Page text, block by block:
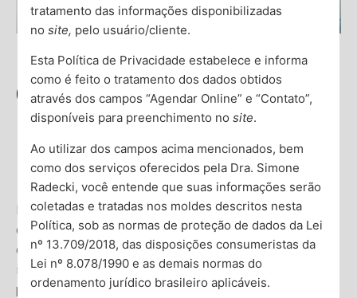
Quando Consultar um
Psiquiatra: Guia Prático
Entender quando buscar ajuda de um psiquiatra pode ser
desafiador. Muitas vezes, dúvidas e estigmas em torno
da saúde mental nos impedem de dar esse passo
importante. Contudo, reconhecer os sinais pode ser o
primeiro passo para uma vida mais equilibrada e feliz.
tratamento das informações disponibilizadas
nosite, pelo usuário/cliente.
Esta Política de Privacidade estabelece e informa
como é feito o tratamento dos dados obtidos
através dos campos “Agendar Online” e “Contato”,
disponíveis para preenchimento nosite.
Ao utilizar dos campos acima mencionados, bem
como dos serviços oferecidos pela Dra. Simone
Radecki, você entende que suas informações serão
coletadas e tratadas nos moldes descritos nesta
Política, sob as normas de proteção de dados da Lei
nº 13.709/2018, das disposições consumeristas da
Lei nº 8.078/1990 e as demais normas do
ordenamento jurídico brasileiro aplicáveis.